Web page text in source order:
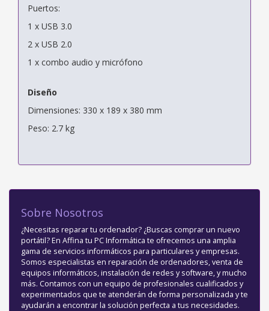
Puertos:
1 x USB 3.0
2 x USB 2.0
1 x combo audio y micrófono
Diseño
Dimensiones: 330 x 189 x 380 mm
Peso: 2.7 kg
Sobre Nosotros
¿Necesitas reparar tu ordenador? ¿Buscas comprar un nuevo
portátil? En Affina tu PC Informática te ofrecemos una amplia
gama de servicios informáticos para particulares y empresas.
Somos especialistas en reparación de ordenadores, venta de
equipos informáticos, instalación de redes y software, y mucho
más. Contamos con un equipo de profesionales cualificados y
experimentados que te atenderán de forma personalizada y te
ayudarán a encontrar la solución perfecta a tus necesidades.